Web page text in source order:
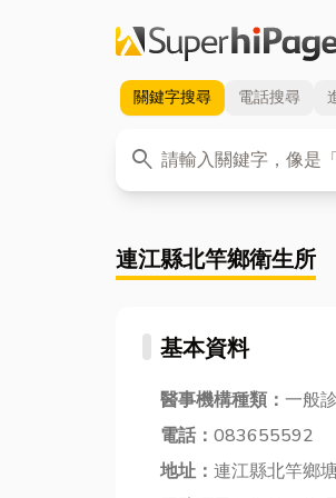
關鍵字搜尋 電話搜尋
search
關鍵字
連江縣北竿鄉衛生所
基本資料
醫事機構種類： 一般
電話： 083655592
地址： 連江縣北竿鄉